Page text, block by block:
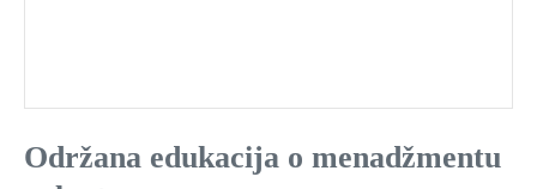
Održana edukacija o menadžmentu